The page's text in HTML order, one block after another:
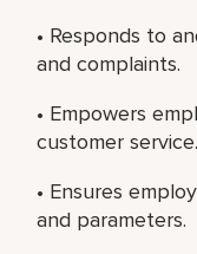
• Responds to
and complaints.
• Empowers
customer service.
• Ensures
and parameters.